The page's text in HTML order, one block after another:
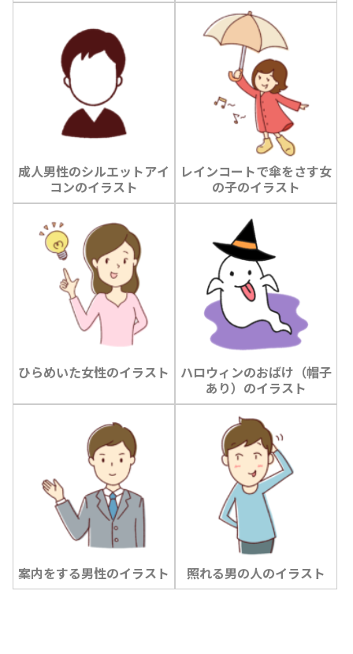
成人男性のシルエットアイ
コンのイラスト
レインコートで傘をさす女
の子のイラスト
ひらめいた女性のイラスト
ハロウィンのおばけ（帽子
あり）のイラスト
案内をする男性のイラスト 照れる男の人のイラスト